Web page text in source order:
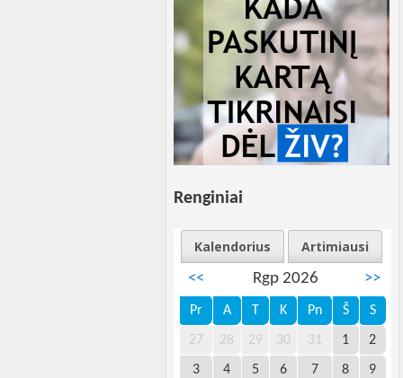
Renginiai
Kalendorius
Artimiausi
<<
Rgp 2026 >>
Pr A T K Pn Š S
27 28 29 30 31 1 2
3 4 5 6 7 8 9